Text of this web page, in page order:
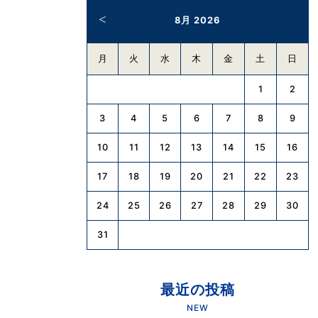
8月 2026
月 火 水 木 金 土 日
1 2
3 4 5 6 7 8 9
10 11 12 13 14 15 16
17 18 19 20 21 22 23
24 25 26 27 28 29 30
31
最近の投稿
NEW